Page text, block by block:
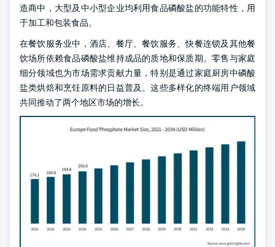
造商中，大型及中小型企业均利用食品磷酸盐的功能特性，用
于加工和包装食品。
在餐饮服务业中，酒店、餐厅、餐饮服务、快餐连锁及其他餐
饮场所依赖食品磷酸盐维持成品的质地和保质期。零售与家庭
细分领域也为市场需求贡献力量，特别是通过家庭厨房中磷酸
盐类烘焙和烹饪原料的日益普及。这些多样化的终端用户领域
共同推动了两个地区市场的增长。